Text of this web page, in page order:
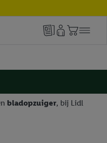
bladopzuiger, bij Lidl